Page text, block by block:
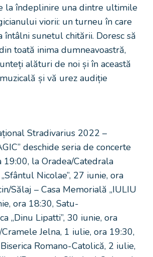
la îndeplinire una dintre ultimile
viorii: un turneu în care
întâlni sunetul chitării. Doresc să
toată inima dumneavoastră,
alături de noi și în această
și vă urez audiție
Stradivarius 2022 –
deschide seria de concerte
19:00, la Oradea/Catedrala
Nicolae”, 27 iunie, ora
Sălaj – Casa Memorială „IULIU
ora 18:30, Satu-
„Dinu Lipatti”, 30 iunie, ora
Jelna, 1 iulie, ora 19:30,
Romano-Catolică, 2 iulie,